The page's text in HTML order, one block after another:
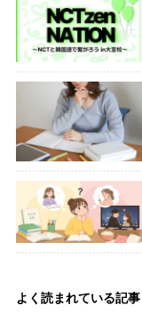
よく読まれている記事